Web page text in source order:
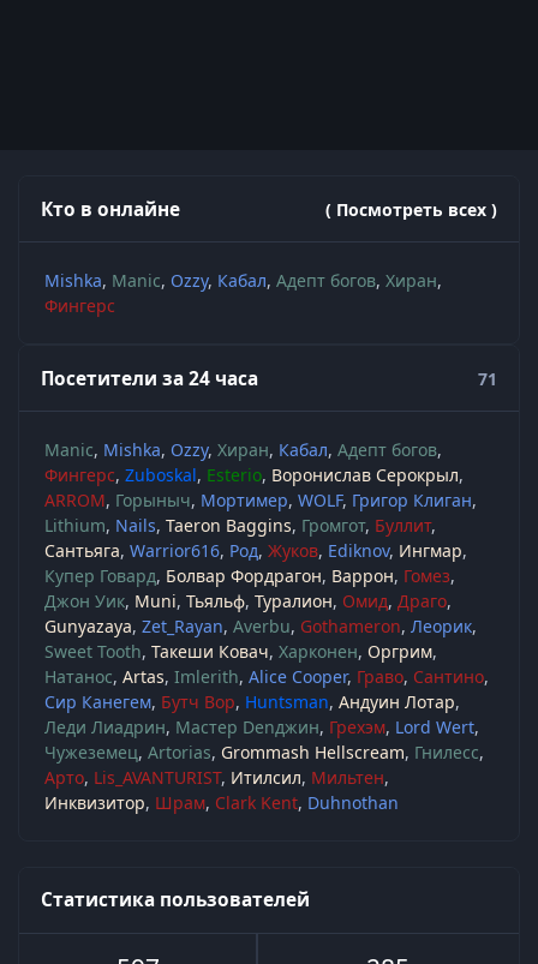
Кто в онлайне ( Посмотреть всех )
Mishka Manic Ozzy Кабал Адепт богов Хиран
Фингерс
Посетители за 24 часа 71
Manic Mishka Ozzy Хиран Кабал Адепт богов
Фингерс Zuboskal Esterio Воронислав Серокрыл
ARROM Горыныч Мортимер WOLF Григор Клиган
Lithium Nails Taeron Baggins Громгот Буллит
Сантьяга Warrior616 Род Жуков Ediknov Ингмар
Купер Говард Болвар Фордрагон Варрон Гомез
Джон Уик Muni Тьяльф Туралион Омид Драго
Gunyazaya Zet_Rayan Averbu Gothameron Леорик
Sweet Tooth Такеши Ковач Харконен Оргрим
Натанос Artas Imlerith Alice Cooper Граво Сантино
Сир Канегем Бутч Вор Huntsman Андуин Лотар
Леди Лиадрин Мастер Denджин Грехэм Lord Wert
Чужеземец Artorias Grommash Hellscream Гнилесс
Арто Lis_AVANTURIST Итилсил Мильтен
Инквизитор Шрам Clark Kent Duhnothan
Статистика пользователей